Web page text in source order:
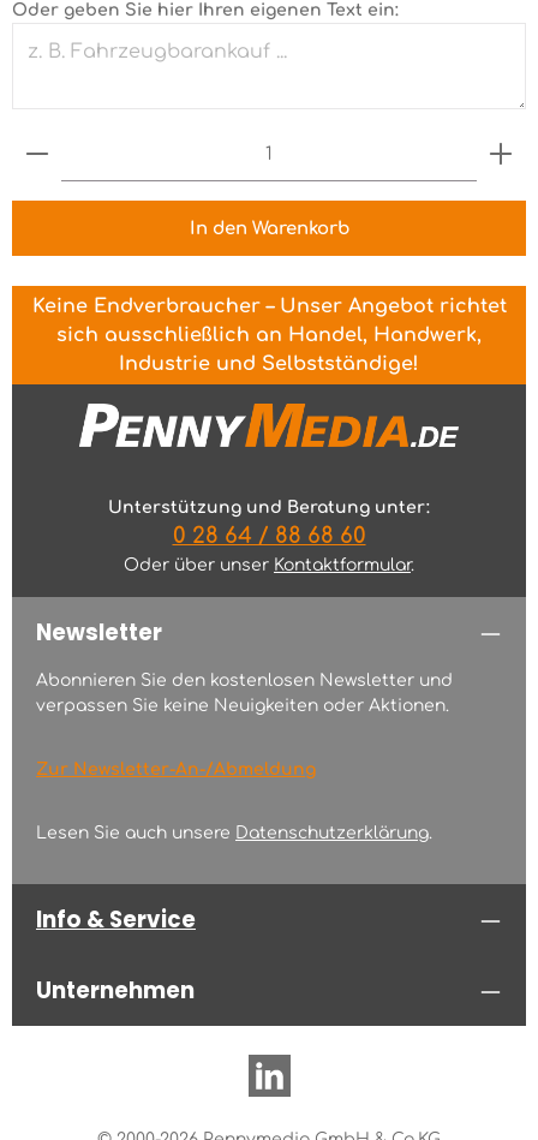
Oder geben Sie hier Ihren eigenen Text ein:
Produkt Anzahl: Gib den gewünschten Wert
In den Warenkorb
Keine Endverbraucher – Unser Angebot richtet
sich ausschließlich an Handel, Handwerk,
Industrie und Selbstständige!
Unterstützung und Beratung unter:
0 28 64 / 88 68 60
Oder über unser Kontaktformular.
Newsletter
Abonnieren Sie den kostenlosen Newsletter und
verpassen Sie keine Neuigkeiten oder Aktionen.
Zur Newsletter-An-/Abmeldung
Lesen Sie auch unsere Datenschutzerklärung.
Info & Service
Unternehmen